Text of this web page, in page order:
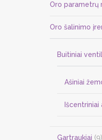
Oro parametrų
Oro šalinimo
Buitiniai
Ašiniai
Gartraukiai (9)